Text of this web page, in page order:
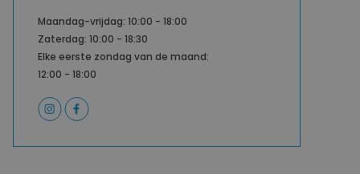
Maandag-vrijdag: 10:00 - 18:00
Zaterdag: 10:00 - 18:30
Elke eerste zondag van de maand:
12:00 - 18:00